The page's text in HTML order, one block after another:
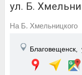
ул. Б.
На Б. Хмельницкого
Благовещенск,